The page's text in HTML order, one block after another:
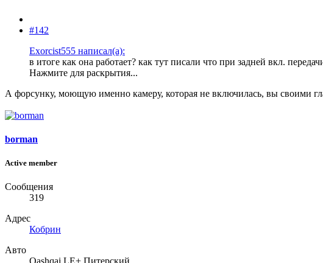
#142
Exorcist555 написал(а):
в итоге как она работает? как тут писали что при задней вкл.
Нажмите для раскрытия...
А форсунку, моющую именно камеру, которая не включилась, вы своими
borman
Active member
Сообщения
319
Адрес
Кобрин
Авто